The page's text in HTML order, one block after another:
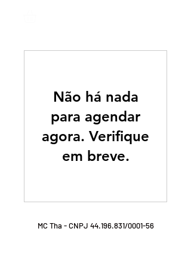
Não há nada
para agendar
agora. Verifique
em breve.
MC Tha - CNPJ 44.196.831/0001-56